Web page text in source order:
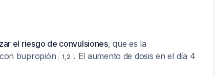
el riesgo de convulsiones, que es la
bupropión
1,2 . El aumento de dosis en el día 4